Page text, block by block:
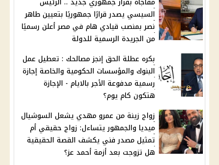
السيسي يصدر قرارًا جمهوريًا بتعيين طاهر
نصر بمنصب قيادي هام في مصر أعلن رسميًا
من الجريدة الرسمية للدولة
بكره عطلة الحق إنجز مصالحك : تعطيل عمل
البنوك والمؤسسات الحكومية والخاصة إجازة
رسمية مدفوعة الأجر بالايام - الإجازة
هتكون كام يوم؟
زواج زينة من عمرو مهدي يشعل السوشيال
ميديا والجمهور يتساءل: زواج حقيقي أم
تمثيل مصدر فني يكشف القصة الحقيقية
هل تزوجت بعد أزمة أحمد عز؟